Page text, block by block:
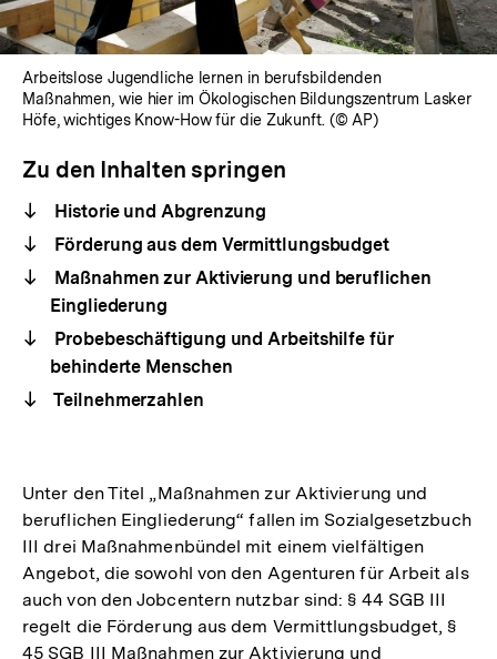
Arbeitslose Jugendliche lernen in berufsbildenden
Maßnahmen, wie hier im Ökologischen Bildungszentrum Lasker
Höfe, wichtiges Know-How für die Zukunft. (© AP)
Zu den Inhalten springen
Historie und Abgrenzung
Förderung aus dem Vermittlungsbudget
Maßnahmen zur Aktivierung und beruflichen
Eingliederung
Probebeschäftigung und Arbeitshilfe für
behinderte Menschen
Teilnehmerzahlen
Unter den Titel „Maßnahmen zur Aktivierung und
beruflichen Eingliederung“ fallen im Sozialgesetzbuch
III drei Maßnahmenbündel mit einem vielfältigen
Angebot, die sowohl von den Agenturen für Arbeit als
auch von den Jobcentern nutzbar sind: § 44 SGB III
regelt die Förderung aus dem Vermittlungsbudget, §
45 SGB III Maßnahmen zur Aktivierung und